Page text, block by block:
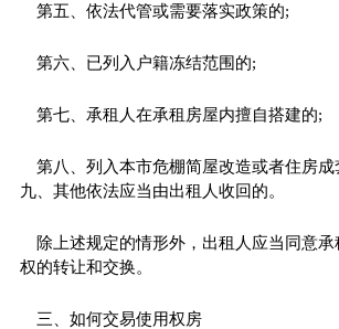
第五、依法代管或需要落实政策的;
第六、已列入户籍冻结范围的;
第七、承租人在承租房屋内擅自搭建的;
第八、列入本市危棚简屋改造或者住房
九、其他依法应当由出租人收回的。
除上述规定的情形外，出租人应当同意承
权的转让和交换。
三、如何交易使用权房